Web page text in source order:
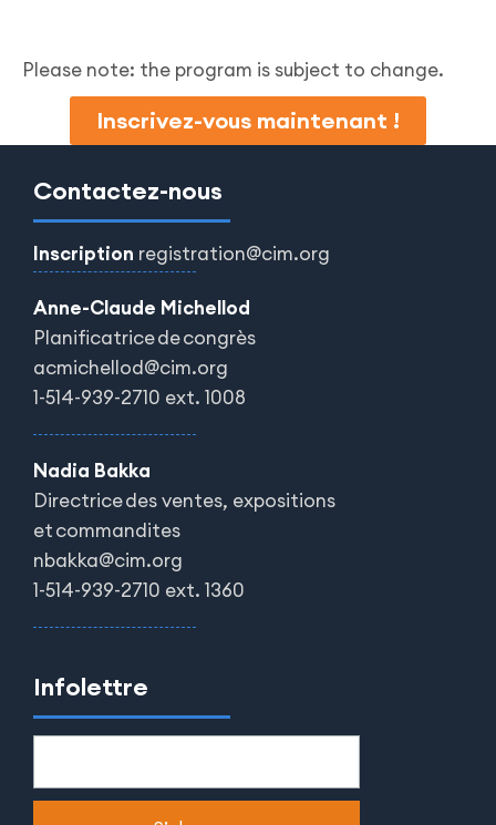
Please note: the program is subject to change.
Inscrivez-vous maintenant !
Contactez-nous
Inscription registration@cim.org
Anne-Claude Michellod
Planificatrice de congrès
acmichellod@cim.org
1-514-939-2710 ext. 1008
Nadia Bakka
Directrice des ventes, expositions
et commandites
nbakka@cim.org
1-514-939-2710 ext. 1360
Infolettre